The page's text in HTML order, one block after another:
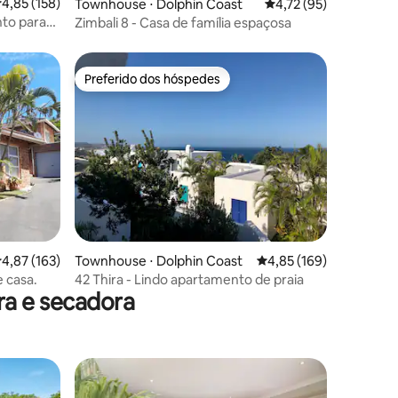
para
Townhouse ⋅ Dolphin Coast 4,72 de uma
4,72 (95)
Zimbali 8 - Casa de família espaçosa
de uma avaliação média de 5, 163 avaliações
4,87 (163)
casa.
Preferido dos hóspedes
Preferido dos hóspedes
Townhouse ⋅ Dolphin Coast 4,85 de uma avaliação
4,85 (169)
42 Thira - Lindo apartamento de praia
e secadora